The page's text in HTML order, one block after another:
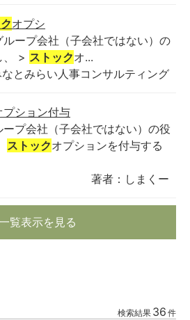
オプシ
ープ会社（子会社ではない）の
、 > ストックオ...
とみらい人事コンサルティング
プション付与
プ会社（子会社ではない）の役
ストックオプションを付与する
著者：しまくー
覧表示を見る
検索結果 36 件